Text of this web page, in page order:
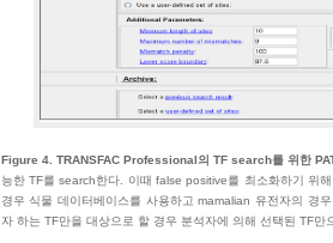
Figure 4. TRANSFAC Professional의 TF search를 위한
능한 TF를 search한다. 이때 false positive를 최소화하기 위
경우 식물 데이터베이스를 사용하고 mamalian 유전자의 경
자 하는 TF만을 대상으로 할 경우 분석자에 의해 선택된 TF